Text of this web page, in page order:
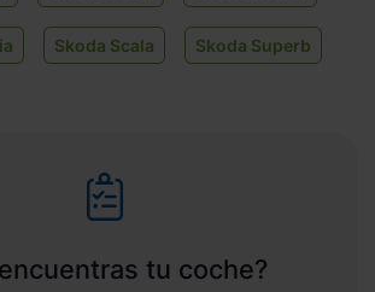
Skoda Scala Skoda Superb
tu coche?